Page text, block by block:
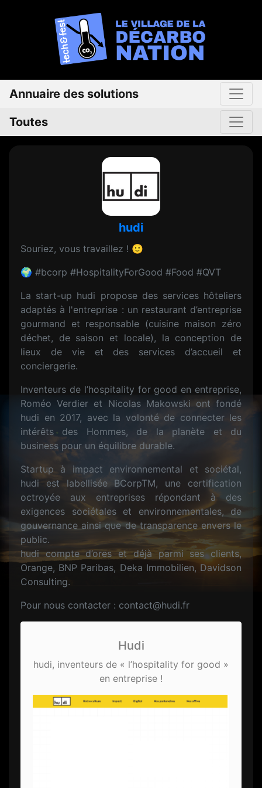
Annuaire des solutions
Toutes
hudi
Souriez, vous travaillez ! 🙂
🌍 #bcorp #HospitalityForGood #Food #QVT
La start-up hudi propose des services hôteliers
adaptés à l'entreprise : un restaurant d’entreprise
gourmand et responsable (cuisine maison zéro
déchet, de saison et locale), la conception de
lieux de vie et des services d’accueil et
conciergerie.
Inventeurs de l’hospitality for good en entreprise,
Roméo Verdier et Nicolas Makowski ont fondé
hudi en 2017, avec la volonté de connecter les
intérêts des Hommes, de la planète et du
business pour un équilibre durable.
Startup à impact environnemental et sociétal,
hudi est labellisée BCorpTM, une certification
octroyée aux entreprises répondant à des
exigences sociétales et environnementales, de
gouvernance ainsi que de transparence envers le
public.
hudi compte d’ores et déjà parmi ses clients,
Orange, BNP Paribas, Deka Immobilien, Davidson
Consulting.
Pour nous contacter : contact@hudi.fr
Hudi
hudi, inventeurs de « l’hospitality for good »
en entreprise !